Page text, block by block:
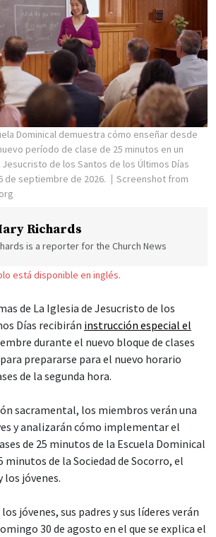
Dominical demuestra cómo enseñar desde
período de clase de 25 minutos en un
de los Santos de los Últimos Días
de septiembre de 2026.
Screenshot from
Richards
is a reporter for the Church News
está disponible en inglés.
de La Iglesia de Jesucristo de los
Días recibirán instrucción especial el
durante el nuevo bloque de clases
prepararse para el nuevo horario
de la segunda hora.
sacramental, los miembros verán una
y analizarán cómo implementar el
de 25 minutos de la Escuela Dominical
minutos de la Sociedad de Socorro, el
los jóvenes.
jóvenes, sus padres y sus líderes verán
30 de agosto en el que se explica el